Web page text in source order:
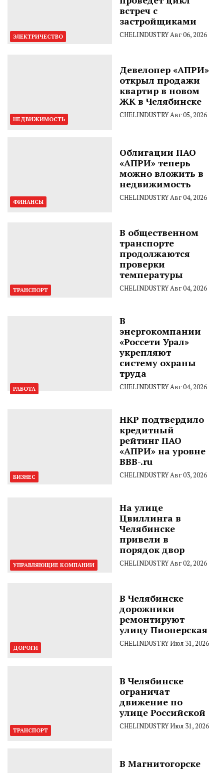
ЭЛЕКТРИЧЕСТВО
встреч с
застройщиками
CHELINDUSTRYАвг 06, 2026
НЕДВИЖИМОСТЬ
Девелопер «АПРИ»
открыл продажи
квартир в новом
ЖК в Челябинске
CHELINDUSTRYАвг 05, 2026
ФИНАНСЫ
Облигации ПАО
«АПРИ» теперь
можно вложить в
недвижимость
CHELINDUSTRYАвг 04, 2026
ТРАНСПОРТ
В общественном
транспорте
продолжаются
проверки
температуры
CHELINDUSTRYАвг 04, 2026
РАБОТА
В
энергокомпании
«Россети Урал»
укрепляют
систему охраны
труда
CHELINDUSTRYАвг 04, 2026
БИЗНЕС
НКР подтвердило
кредитный
рейтинг ПАО
«АПРИ» на уровне
BBB-.ru
CHELINDUSTRYАвг 03, 2026
УПРАВЛЯЮЩИЕ КОМПАНИИ
На улице
Цвиллинга в
Челябинске
привели в
порядок двор
CHELINDUSTRYАвг 02, 2026
ДОРОГИ
В Челябинске
дорожники
ремонтируют
улицу Пионерская
CHELINDUSTRYИюл 31, 2026
ТРАНСПОРТ
В Челябинске
ограничат
движение по
улице Российской
CHELINDUSTRYИюл 31, 2026
В Магнитогорске